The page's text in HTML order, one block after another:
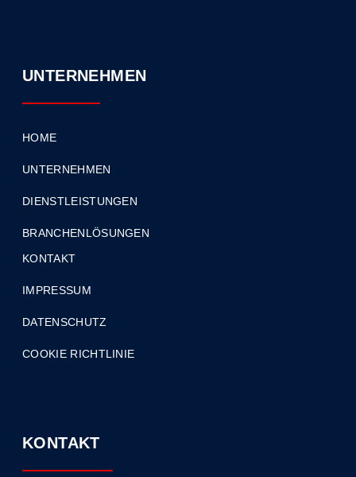
UNTERNEHMEN
HOME
UNTERNEHMEN
DIENSTLEISTUNGEN
BRANCHENLÖSUNGEN
KONTAKT
IMPRESSUM
DATENSCHUTZ
COOKIE RICHTLINIE
KONTAKT